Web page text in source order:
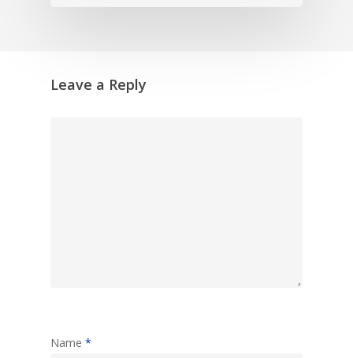
Leave a Reply
Name *